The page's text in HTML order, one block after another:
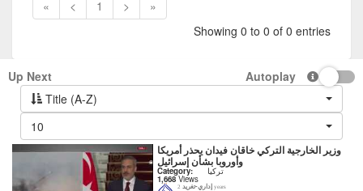
« < 1 >
»
Showing 0 to 0 of 0 entries
Up Next
Autoplay
Title (A-Z)
10
وزير الخارجية التركي خاقان فيدان يحذر أمريكا
وأوروبا بشأن إسرائيل
Category: تركيا
1,668Views
إداري-تغريد 2 years